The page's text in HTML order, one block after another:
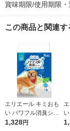
賞味期限/使用期限
この商品と関連
エリエール キミおも
い パワフル消臭シー
ト スーパーワイド 無
1,328円